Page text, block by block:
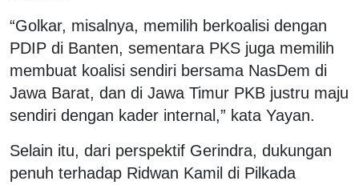
“Golkar, misalnya, memilih berkoalisi dengan
PDIP di Banten, sementara PKS juga memilih
membuat koalisi sendiri bersama NasDem di
Jawa Barat, dan di Jawa Timur PKB justru maju
sendiri dengan kader internal,” kata Yayan.
Selain itu, dari perspektif Gerindra, dukungan
penuh terhadap Ridwan Kamil di Pilkada